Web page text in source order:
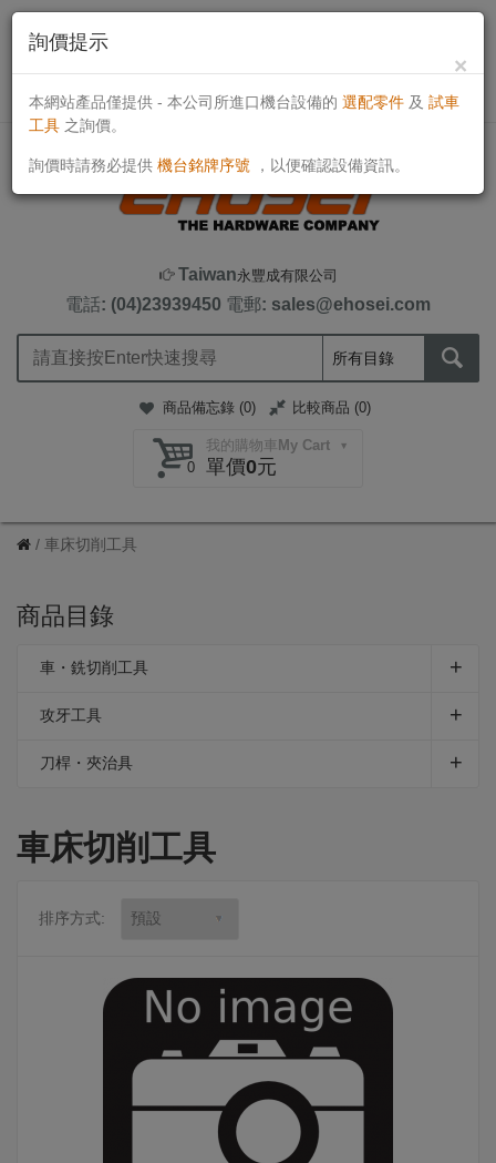
目前線上客戶：784人 TWD
Taiwan永豐成有限公司
電話: (04)23939450 電郵: sales@ehosei.com
商品備忘錄 (0) 比較商品 (0)
我的購物車My Cart
0
單價0元
車床切削工具
商品目錄
車・銑切削工具
攻牙工具
刀桿・夾治具
車床切削工具
排序方式:
詢價提示
×
本網站產品僅提供 - 本公司所進口機台設備的 選配零件 及 試車
工具 之詢價。
詢價時請務必提供 機台銘牌序號 ，以便確認設備資訊。